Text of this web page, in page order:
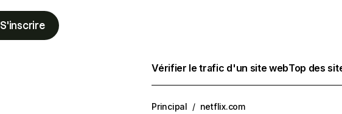
S'inscrire
Vérifier le trafic d'un site webTop des
Principal / netflix.com